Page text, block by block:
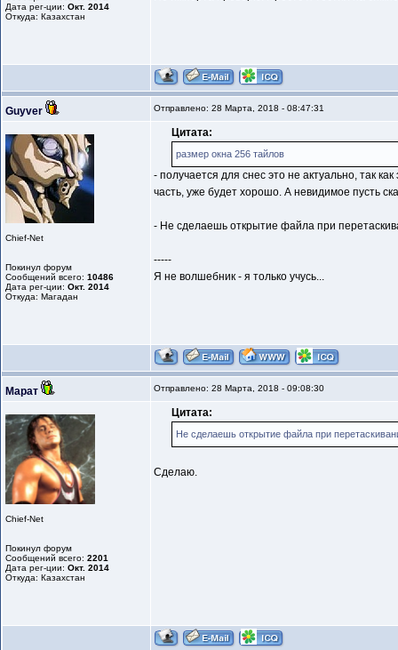
Дата рег-ции: Окт. 2014
Откуда: Казахстан
Guyver Отправлено: 28 Марта, 2018 - 08:47:31
Chief-Net
Покинул форум
Сообщений всего: 10486
Дата рег-ции: Окт. 2014
Откуда: Магадан
Цитата:
размер окна 256 тайлов
- получается для снес это не актуально, так
часть, уже будет хорошо. А невидимое пусть
- Не сделаешь открытие файла при
-----
Я не волшебник - я только учусь...
Марат Отправлено: 28 Марта, 2018 - 09:08:30
Chief-Net
Покинул форум
Сообщений всего: 2201
Дата рег-ции: Окт. 2014
Откуда: Казахстан
Цитата:
Не сделаешь открытие файла при
Сделаю.